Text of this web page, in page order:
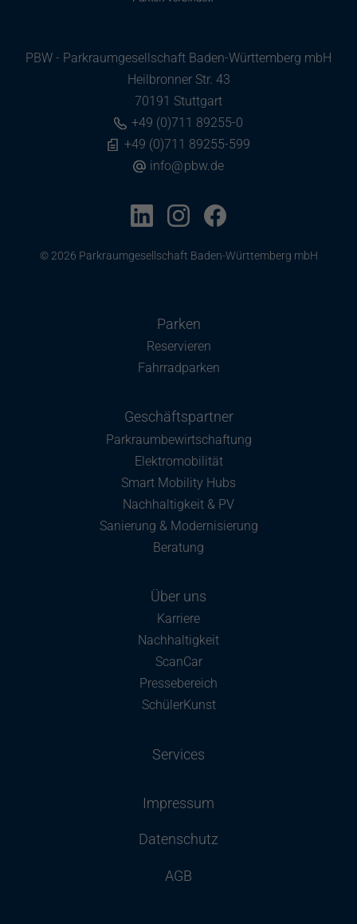
PBW - Parkraumgesellschaft Baden-Württemberg mbH
Heilbronner Str. 43
70191 Stuttgart
+49 (0)711 89255-0
+49 (0)711 89255-599
info@pbw.de
© 2026 Parkraumgesellschaft Baden-Württemberg mbH
Parken
Reservieren
Fahrradparken
Geschäftspartner
Parkraumbewirtschaftung
Elektromobilität
Smart Mobility Hubs
Nachhaltigkeit & PV
Sanierung & Modernisierung
Beratung
Über uns
Karriere
Nachhaltigkeit
ScanCar
Pressebereich
SchülerKunst
Services
Impressum
Datenschutz
AGB